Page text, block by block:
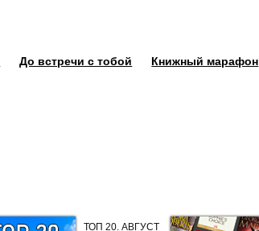
До встречи с тобой
Книжный марафон
ТОП 20. АВГУСТ